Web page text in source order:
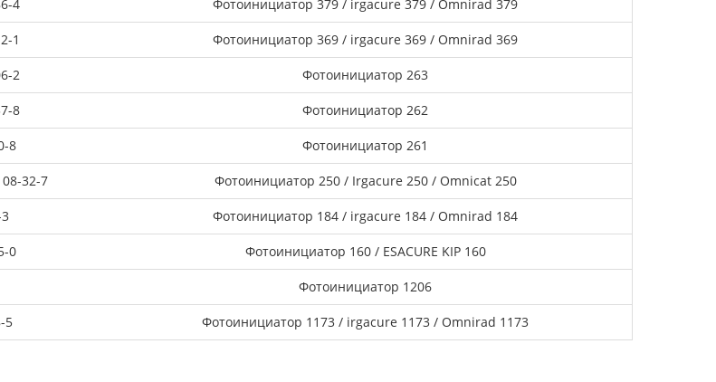
4 Фотоинициатор 379 / irgacure 379 / Omnirad 379
1 Фотоинициатор 369 / irgacure 369 / Omnirad 369
2 Фотоинициатор 263
8 Фотоинициатор 262
8 Фотоинициатор 261
32-7 Фотоинициатор 250 / Irgacure 250 / Omnicat 250
Фотоинициатор 184 / irgacure 184 / Omnirad 184
0 Фотоинициатор 160 / ESACURE KIP 160
Фотоинициатор 1206
5 Фотоинициатор 1173 / irgacure 1173 / Omnirad 1173